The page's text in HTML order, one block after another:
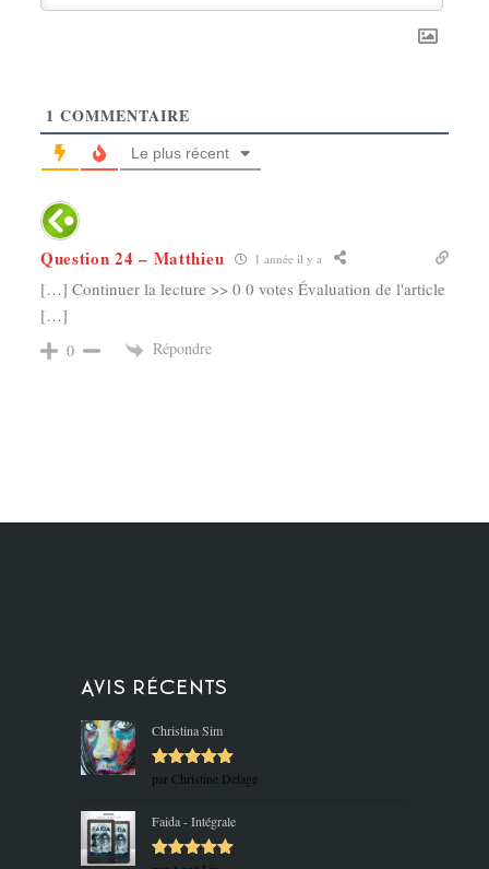
1 COMMENTAIRE
Le plus récent
Question 24 – Matthieu 1 année il y a
[…] Continuer la lecture >> 0 0 votes Évaluation de l'article
[…]
0 Répondre
Avis récents
Christina Sim
Note5sur
par Christine Delage
Faida - Intégrale